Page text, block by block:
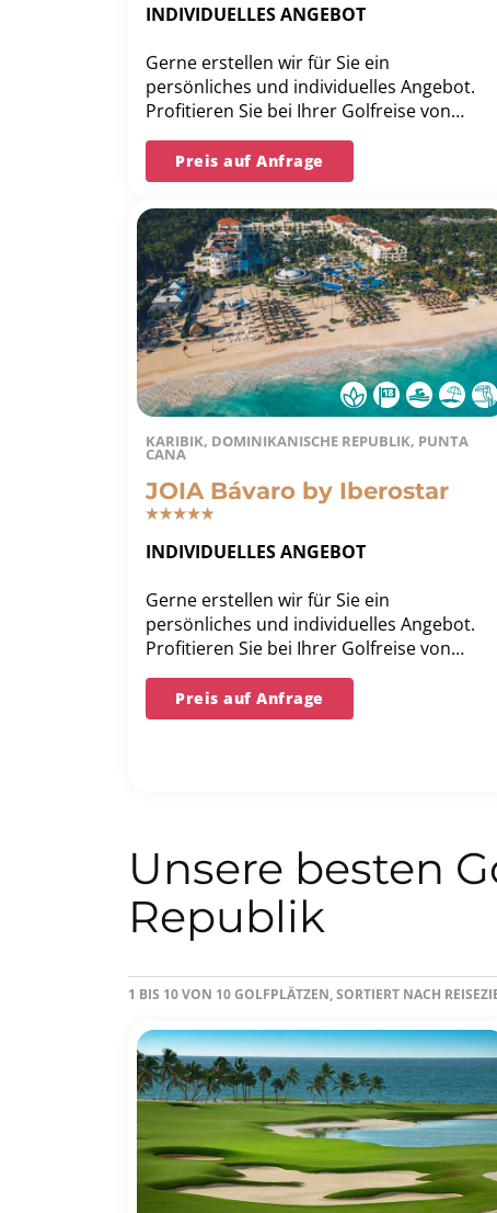
INDIVIDUELLES ANGEBOT
Gerne erstellen wir für Sie ein
persönliches und individuelles Angebot.
Profitieren Sie bei Ihrer Golfreise von
unserer langjährigen Erfahrung und
unserer Bestpreis-Garantie.
Preis auf Anfrage
KARIBIK, DOMINIKANISCHE REPUBLIK, PUNTA
CANA
JOIA Bávaro by Iberostar
INDIVIDUELLES ANGEBOT
Gerne erstellen wir für Sie ein
persönliches und individuelles Angebot.
Profitieren Sie bei Ihrer Golfreise von
unserer langjährigen Erfahrung und
unserer Bestpreis-Garantie.
Preis auf Anfrage
Unsere besten
Republik
1 BIS 10 VON 10 GOLFPLÄTZEN, SORTIERT NACH